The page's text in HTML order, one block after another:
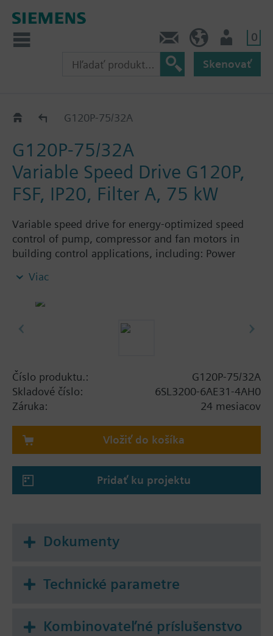
0
Skenovať
G120P..2AG120P-75/32A
G120P-75/32A
Variable Speed Drive G120P,
FSF, IP20, Filter A, 75 kW
Variable speed drive for energy-optimized speed
control of pump, compressor and fan motors in
building control applications, including: Power
screening plate without panel.
Additional info
When using a screening kit for the Power Module
The depth increases when using a BOP-2 by 10
mm, and with an IOP 20 mm.
Viac
Číslo produktu.:
G120P-75/32A
Skladové číslo:
6SL3200-6AE31-4AH0
Záruka:
24 mesiacov
Vložiť do košíka
Pridať ku projektu
Dokumenty
Technické parametre
Kombinovateľné príslušenstvo